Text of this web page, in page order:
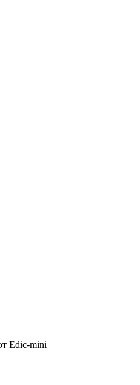
Edic-mini